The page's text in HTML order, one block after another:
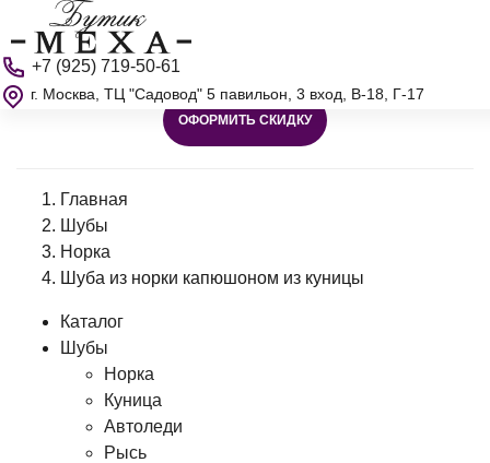
+7 (925) 719-50-61
г. Москва, ТЦ "Садовод" 5 павильон, 3 вход, В-18, Г-17
ОФОРМИТЬ СКИДКУ
Главная
Шубы
Норка
Шуба из норки капюшоном из куницы
Каталог
Шубы
Норка
Куница
Автоледи
Рысь